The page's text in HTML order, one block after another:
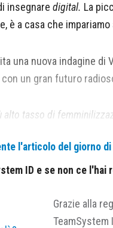
insegnare digital. La
è a casa che
una nuova indagine di
un gran futuro
alto tasso di
particolarmente bassa a
(22%),Scienze
perché, secondo il
l'articolo del giorno di
ID e se non ce
Grazie alla
TeamSystem